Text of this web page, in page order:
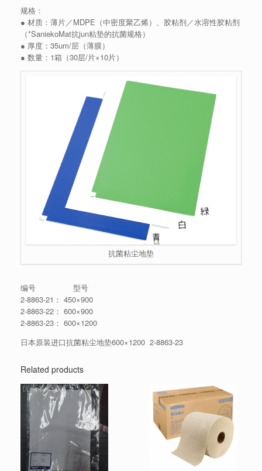
规格：
● 材质：薄片／MDPE（中密度聚乙烯）、胶粘剂／水溶性胶粘剂
（*SaniekoMat抗jun粘垫的抗菌规格）
● 厚度：35um/层（薄膜）
● 数量：1箱（30层/片×10片）
抗菌粘尘地垫
编号 型号
2-8863-21： 450×900
2-8863-22： 600×900
2-8863-23： 600×1200
日本原装进口抗菌粘尘地垫600×1200 2-8863-23
Related products